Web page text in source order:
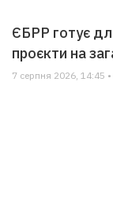
ЄБРР готує
проєкти на
7 серпня 2026, 14:45